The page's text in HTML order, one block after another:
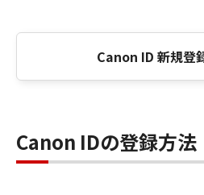
Canon ID 新規登
Canon IDの登録方法